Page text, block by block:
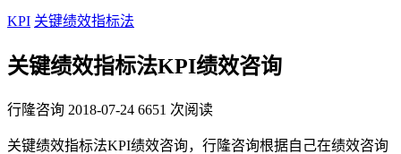
KPI 关键绩效指标法
关键绩效指标法KPI绩效咨询
行隆咨询 2018-07-24 6651 次阅读
关键绩效指标法KPI绩效咨询，行隆咨询根据自己在绩效咨询